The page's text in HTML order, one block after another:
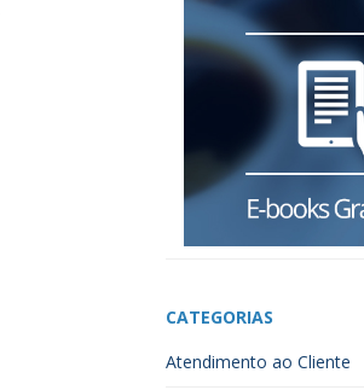
CATEGORIAS
Atendimento ao Cliente